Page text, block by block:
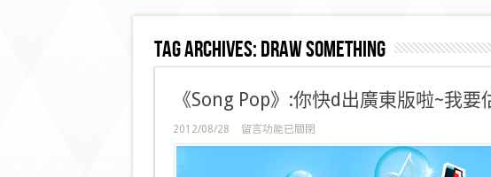
Tag Archives:Draw Something
《Song Pop》:你快d出廣東版啦~我要
2012/08/28
在
〈《Song
留言功能已關閉